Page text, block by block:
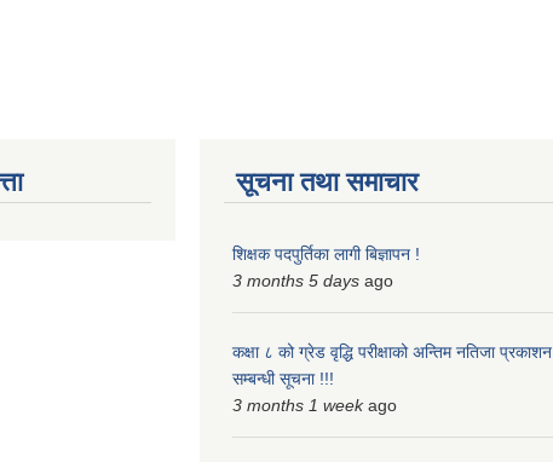
सूचना तथा समाचार
शिक्षक पदपुर्तिका लागी बिज्ञापन !
3 months 5 days ago
कक्षा ८ को ग्रेड वृद्धि परीक्षाको अन्तिम नतिजा प्रकाशन
सम्बन्धी सूचना !!!
3 months 1 weekago